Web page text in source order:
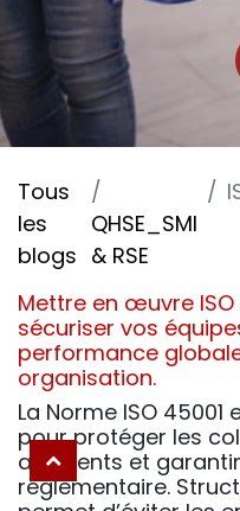
Tous
les
blogs
QHSE_SMI
& RSE
Mettre en œuvre
sécuriser vos
performance
organisation.
La Norme ISO
pour protéger les
accidents et
réglementaire.